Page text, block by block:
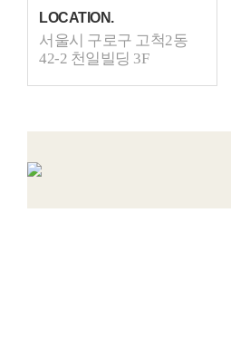
LOCATION.
서울시 구로구 고척2동
42-2 천일빌딩 3F